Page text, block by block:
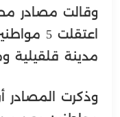
وقالت مصادر
اعتقلت
مدينة قلقيلية